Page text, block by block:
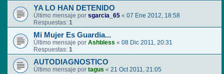
YA LO HAN DETENIDO
Último mensaje por sgarcia_65 « 07 Ene 2012, 18:58
Respuestas: 1
Mi Mujer Es Guardia...
Último mensaje por Ashbless « 08 Dic 2011, 20:31
Respuestas: 1
AUTODIAGNOSTICO
Último mensaje por tagus « 21 Oct 2011, 21:05